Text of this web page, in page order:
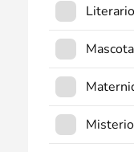
Literario
Misterio